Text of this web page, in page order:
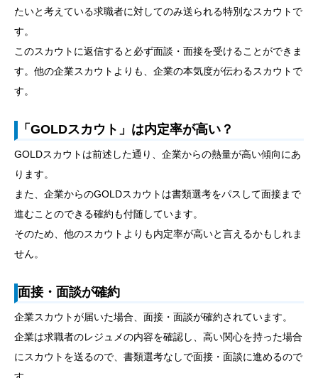
たいと考えている求職者に対してのみ送られる特別なスカウトで
す。
このスカウトに返信すると必ず面談・面接を受けることができま
す。他の企業スカウトよりも、企業の本気度が伝わるスカウトで
す。
「GOLDスカウト」は内定率が高い？
GOLDスカウトは前述した通り、企業からの熱量が高い傾向にあ
ります。
また、企業からのGOLDスカウトは書類選考をパスして面接まで
進むことのできる確約も付随しています。
そのため、他のスカウトよりも内定率が高いと言えるかもしれま
せん。
面接・面談が確約
企業スカウトが届いた場合、面接・面談が確約されています。
企業は求職者のレジュメの内容を確認し、高い関心を持った場合
にスカウトを送るので、書類選考なしで面接・面談に進めるので